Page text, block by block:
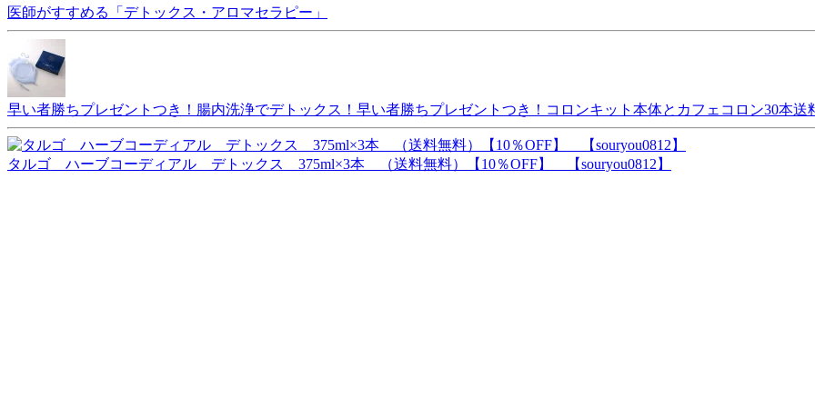
医師がすすめる「デトックス・アロマセラピー」
早い者勝ちプレゼントつき！腸内洗浄でデトックス！早い者勝ちプレゼントつき！コロンキット本体とカフェコロン30本送
タルゴ ハーブコーディアル デトックス 375ml×3本 （送料無料）【10％OFF】 【souryou0812】